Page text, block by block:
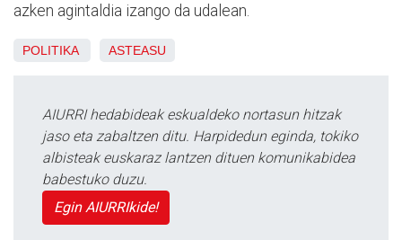
azken agintaldia izango da udalean.
POLITIKA ASTEASU
AIURRI hedabideak eskualdeko nortasun hitzak
jaso eta zabaltzen ditu. Harpidedun eginda, tokiko
albisteak euskaraz lantzen dituen komunikabidea
babestuko duzu.
Egin AIURRIkide!